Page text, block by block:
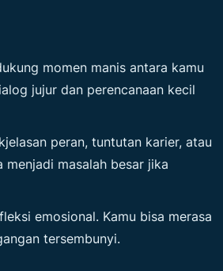
momen manis antara kamu
jujur dan perencanaan kecil
peran, tuntutan karier, atau
masalah besar jika
emosional. Kamu bisa merasa
tersembunyi.